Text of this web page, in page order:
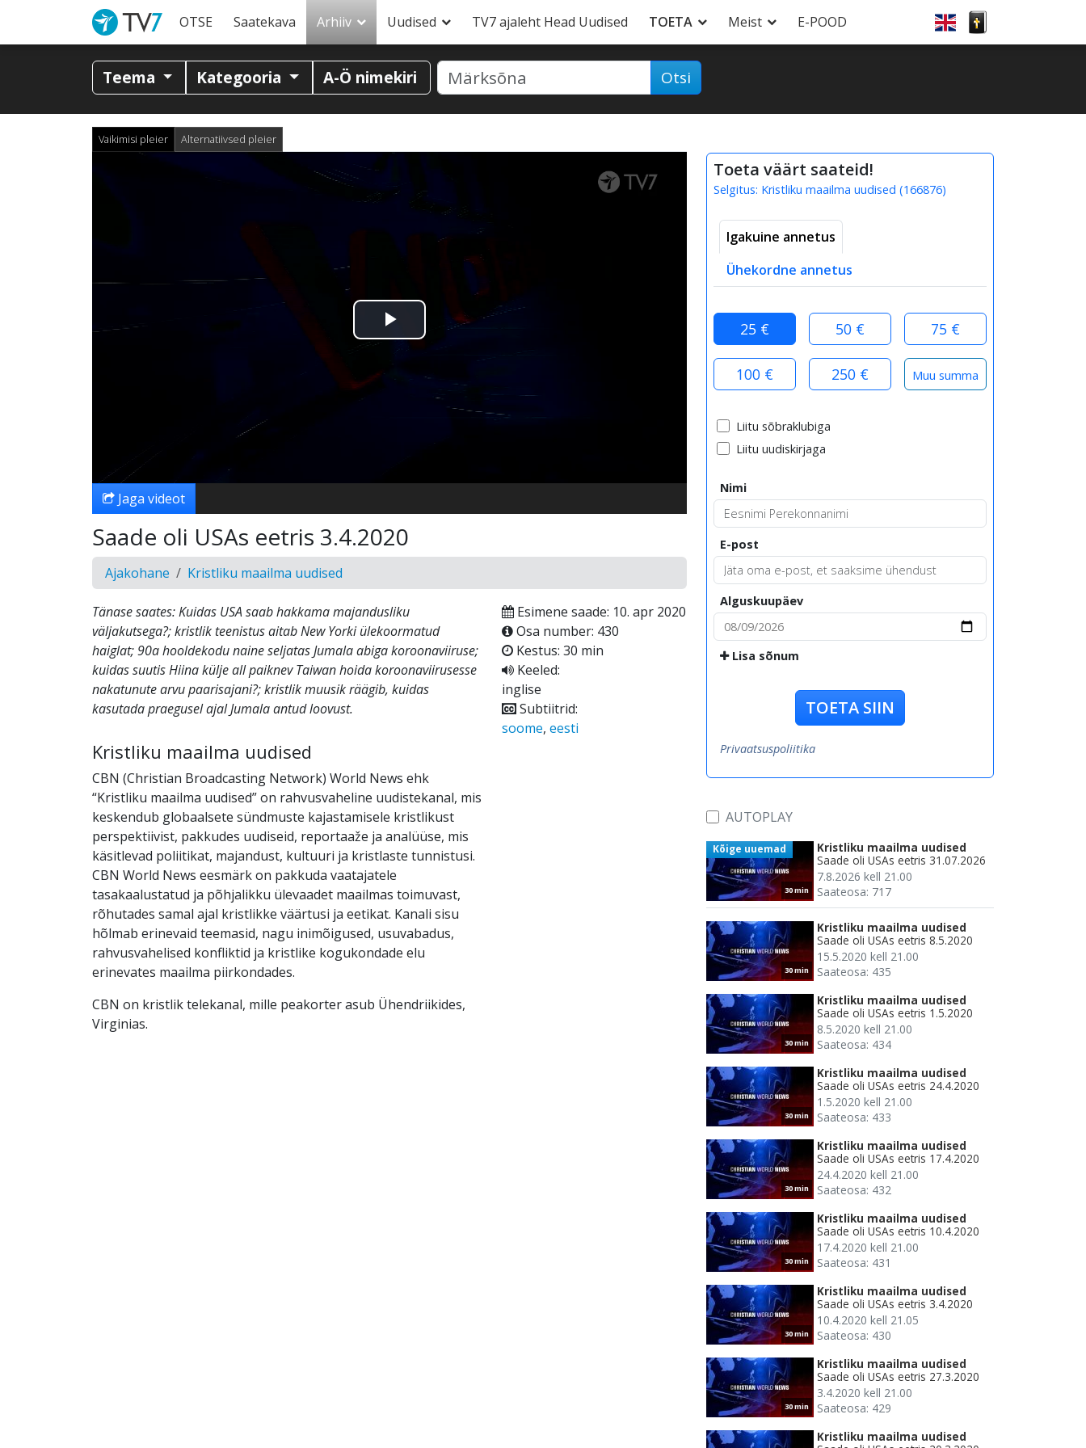
OTSE Saatekava Arhiiv Uudised TV7 ajaleht Head Uudised TOETA Meist E-POOD
Teema Kategooria A-Ö nimekiri Otsi
Vaikimisi pleier Alternatiivsed pleier
Esita
video
Jaga videot
Saade oli USAs eetris 3.4.2020
Ajakohane Kristliku maailma uudised
Tänase saates: Kuidas USA saab hakkama majandusliku
väljakutsega?; kristlik teenistus aitab New Yorki ülekoormatud
haiglat; 90a hooldekodu naine seljatas Jumala abiga koroonaviiruse;
kuidas suutis Hiina külje all paiknev Taiwan hoida koroonaviirusesse
nakatunute arvu paarisajani?; kristlik muusik räägib, kuidas
kasutada praegusel ajal Jumala antud loovust.
Kristliku maailma uudised
CBN (Christian Broadcasting Network) World News ehk
“Kristliku maailma uudised” on rahvusvaheline uudistekanal, mis
keskendub globaalsete sündmuste kajastamisele kristlikust
perspektiivist, pakkudes uudiseid, reportaaže ja analüüse, mis
käsitlevad poliitikat, majandust, kultuuri ja kristlaste tunnistusi.
CBN World News eesmärk on pakkuda vaatajatele
tasakaalustatud ja põhjalikku ülevaadet maailmas toimuvast,
rõhutades samal ajal kristlikke väärtusi ja eetikat. Kanali sisu
hõlmab erinevaid teemasid, nagu inimõigused, usuvabadus,
rahvusvahelised konfliktid ja kristlike kogukondade elu
erinevates maailma piirkondades.
CBN on kristlik telekanal, mille peakorter asub Ühendriikides,
Virginias.
Esimene saade: 10. apr 2020
Osa number: 430
Kestus: 30 min
Keeled:
inglise
Subtiitrid:
soome, eesti
Toeta väärt saateid!
Selgitus: Kristliku maailma uudised (166876)
Igakuine annetus
Ühekordne annetus
25 € 50 € 75 €
100 € 250 €
Liitu sõbraklubiga
Liitu uudiskirjaga
Nimi
E-post
Alguskuupäev
Lisa sõnum
TOETA SIIN
Privaatsuspoliitika
AUTOPLAY
30 min
Kõige uuemad
Kristliku maailma uudised
Saade oli USAs eetris 31.07.2026
7.8.2026 kell 21.00
Saateosa: 717
30 min
Kristliku maailma uudised
Saade oli USAs eetris 8.5.2020
15.5.2020 kell 21.00
Saateosa: 435
30 min
Kristliku maailma uudised
Saade oli USAs eetris 1.5.2020
8.5.2020 kell 21.00
Saateosa: 434
30 min
Kristliku maailma uudised
Saade oli USAs eetris 24.4.2020
1.5.2020 kell 21.00
Saateosa: 433
30 min
Kristliku maailma uudised
Saade oli USAs eetris 17.4.2020
24.4.2020 kell 21.00
Saateosa: 432
30 min
Kristliku maailma uudised
Saade oli USAs eetris 10.4.2020
17.4.2020 kell 21.00
Saateosa: 431
30 min
Kristliku maailma uudised
Saade oli USAs eetris 3.4.2020
10.4.2020 kell 21.05
Saateosa: 430
30 min
Kristliku maailma uudised
Saade oli USAs eetris 27.3.2020
3.4.2020 kell 21.00
Saateosa: 429
Kristliku maailma uudised